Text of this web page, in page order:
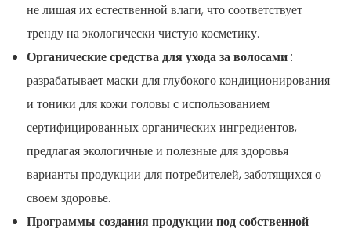
не лишая их естественной влаги, что соответствует
тренду на экологически чистую косметику.
Органические средства для ухода за волосами :
разрабатывает маски для глубокого кондиционирования
и тоники для кожи головы с использованием
сертифицированных органических ингредиентов,
предлагая экологичные и полезные для здоровья
варианты продукции для потребителей, заботящихся о
своем здоровье.
Программы создания продукции под собственной